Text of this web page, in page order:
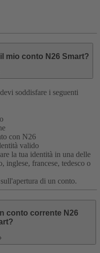
mio conto N26 Smart?
soddisfare i seguenti
con N26
valido
la tua identità in una delle
inglese, francese, tedesco o
di un conto.
conto corrente N26